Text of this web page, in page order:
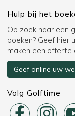
Hulp bij het
Op zoek naar een
boeken? Geef hier
maken een offerte
Geef online uw
Volg Golftime